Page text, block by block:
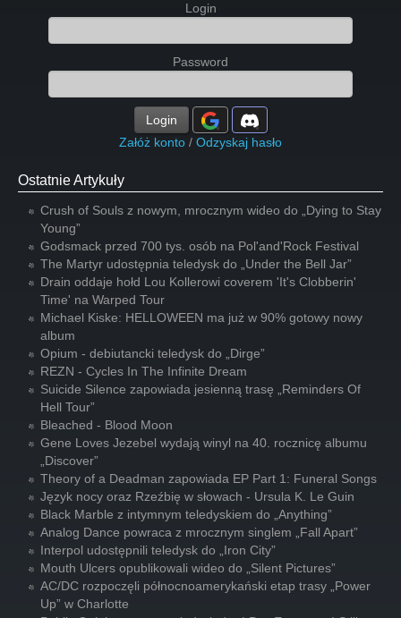
Login
Password
Login
Załóż konto / Odzyskaj hasło
Ostatnie Artykuły
Crush of Souls z nowym, mrocznym wideo do „Dying to Stay
Young”
Godsmack przed 700 tys. osób na Pol'and'Rock Festival
The Martyr udostępnia teledysk do „Under the Bell Jar”
Drain oddaje hołd Lou Kollerowi coverem 'It's Clobberin'
Time' na Warped Tour
Michael Kiske: HELLOWEEN ma już w 90% gotowy nowy
album
Opium - debiutancki teledysk do „Dirge”
REZN - Cycles In The Infinite Dream
Suicide Silence zapowiada jesienną trasę „Reminders Of
Hell Tour”
Bleached - Blood Moon
Gene Loves Jezebel wydają winyl na 40. rocznicę albumu
„Discover”
Theory of a Deadman zapowiada EP Part 1: Funeral Songs
Język nocy oraz Rzeźbię w słowach - Ursula K. Le Guin
Black Marble z intymnym teledyskiem do „Anything”
Analog Dance powraca z mrocznym singlem „Fall Apart”
Interpol udostępnili teledysk do „Iron City”
Mouth Ulcers opublikowali wideo do „Silent Pictures”
AC/DC rozpoczęli północnoamerykański etap trasy „Power
Up” w Charlotte